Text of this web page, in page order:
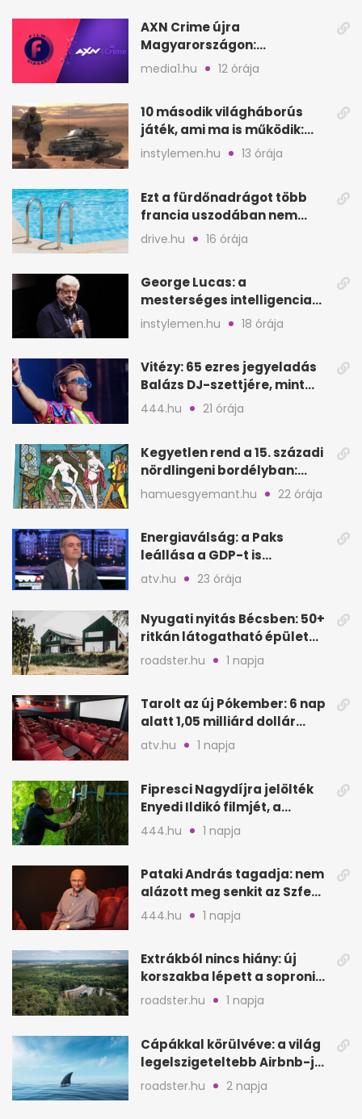
AXN Crime újra
Magyarországon:
szeptembertől a Viasat Film
media1.hu 12 órája
10 második világháborús
játék, ami ma is működik:
hangulat és játékmenet
instylemen.hu 13 órája
Ezt a fürdőnadrágot több
francia uszodában nem
fogadják el
drive.hu 16 órája
George Lucas: a
mesterséges intelligencia
lehet Hollywood következő
lépése
instylemen.hu 18 órája
Vitézy: 65 ezres jegyeladás
Balázs DJ-szettjére, mint
metró nélküli Puskás-meccs
444.hu 21 órája
Kegyetlen rend a 15. századi
nördlingeni bordélyban:
verés, éheztetés
hamuesgyemant.hu 22 órája
Energiaválság: a Paks
leállása a GDP-t is
megütheti, int az
atv.hu 23 órája
Nyugati nyitás Bécsben: 50+
ritkán látogatható épület
nyílik meg
roadster.hu 1 napja
Tarolt az új Pókember: 6 nap
alatt 1,05 milliárd dollár
bevétel
atv.hu 1 napja
Fipresci Nagydíjra jelölték
Enyedi Ildikó filmjét, a
Csendes barátot
444.hu 1 napja
Pataki András tagadja: nem
alázott meg senkit az Szfe
felvételijén
444.hu 1 napja
Extrákból nincs hiány: új
korszakba lépett a soproni
Fagus Hotel
roadster.hu 1 napja
Cápákkal körülvéve: a világ
legelszigeteltebb Airbnb-je
a nyílt tengeren
roadster.hu 2 napja